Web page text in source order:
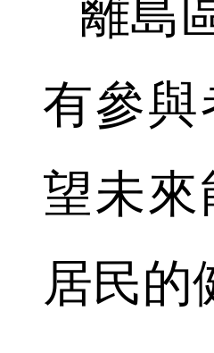
離島
有參
望未
居民的